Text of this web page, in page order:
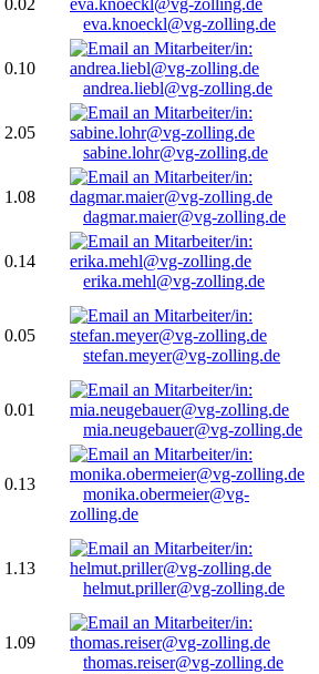
0.02
eva.knoeckl@vg-zolling.de
0.10
andrea.liebl@vg-zolling.de
2.05
sabine.lohr@vg-zolling.de
1.08
dagmar.maier@vg-zolling.de
0.14
erika.mehl@vg-zolling.de
0.05
stefan.meyer@vg-zolling.de
0.01
mia.neugebauer@vg-zolling.de
0.13
monika.obermeier@vg-
zolling.de
1.13
helmut.priller@vg-zolling.de
1.09
thomas.reiser@vg-zolling.de